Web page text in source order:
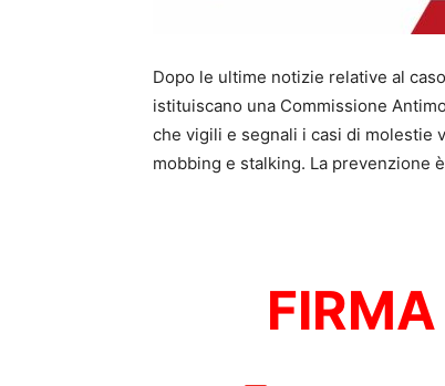
Dopo le ultime notizie relative al
istituiscano una Commissione
che vigili e segnali i casi di molestie
mobbing e stalking. La prevenzione